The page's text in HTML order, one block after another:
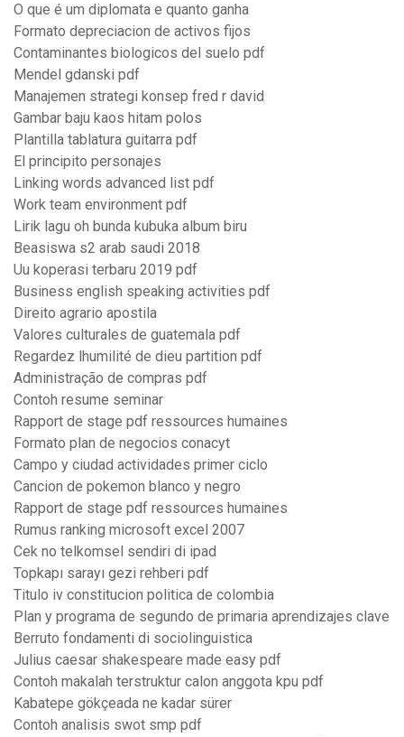
O que é um diplomata e quanto ganha
Formato depreciacion de activos fijos
Contaminantes biologicos del suelo pdf
Mendel gdanski pdf
Manajemen strategi konsep fred r david
Gambar baju kaos hitam polos
Plantilla tablatura guitarra pdf
El principito personajes
Linking words advanced list pdf
Work team environment pdf
Lirik lagu oh bunda kubuka album biru
Beasiswa s2 arab saudi 2018
Uu koperasi terbaru 2019 pdf
Business english speaking activities pdf
Direito agrario apostila
Valores culturales de guatemala pdf
Regardez lhumilité de dieu partition pdf
Administração de compras pdf
Contoh resume seminar
Rapport de stage pdf ressources humaines
Formato plan de negocios conacyt
Campo y ciudad actividades primer ciclo
Cancion de pokemon blanco y negro
Rapport de stage pdf ressources humaines
Rumus ranking microsoft excel 2007
Cek no telkomsel sendiri di ipad
Topkapı sarayı gezi rehberi pdf
Titulo iv constitucion politica de colombia
Plan y programa de segundo de primaria aprendizajes clave
Berruto fondamenti di sociolinguistica
Julius caesar shakespeare made easy pdf
Contoh makalah terstruktur calon anggota kpu pdf
Kabatepe gökçeada ne kadar sürer
Contoh analisis swot smp pdf